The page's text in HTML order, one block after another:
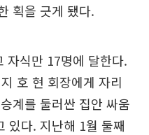
획을 긋게 됐다.
자식만 17명에 달한다.
호 현 회장에게 자리
계를 둘러싼 집안 싸움
있다. 지난해 1월 둘째